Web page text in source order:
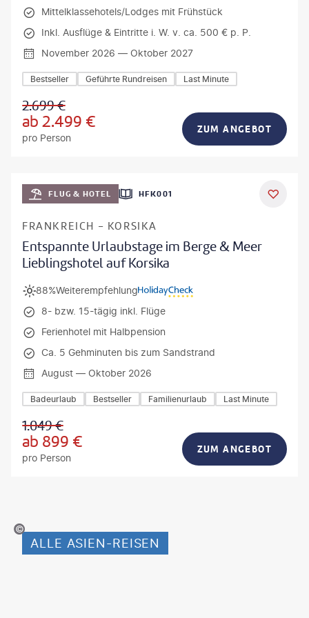
Mittelklassehotels/Lodges mit Frühstück
Inkl. Ausflüge & Eintritte i. W. v. ca. 500 € p. P.
November 2026 — Oktober 2027
Bestseller Geführte Rundreisen Last Minute
2.699€
ab2.499 €
pro Person
ZUM ANGEBOT
DEAL
FLUG & HOTEL HFK001
FRANKREICH - KORSIKA
Entspannte Urlaubstage im Berge & Meer
Lieblingshotel auf Korsika
Weiterempfehlung
88%
8- bzw. 15-tägig inkl. Flüge
Ferienhotel mit Halbpension
Ca. 5 Gehminuten bis zum Sandstrand
August — Oktober 2026
Badeurlaub Bestseller Familienurlaub Last Minute
1.049€
ab 899 €
pro Person
ZUM ANGEBOT
- gty
ALLE ASIEN-REISEN